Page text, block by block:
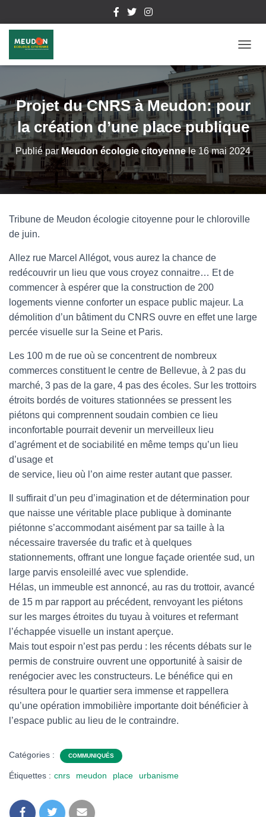
É
P
L
I
E
R
L
A
N
A
V
I
T
Projet du CNRS à Meudon: pour
la création d’une place publique
Publié par Meudon écologie citoyennele16 mai 2024
Tribune de Meudon écologie citoyenne pour le chloroville
de juin.
Allez rue Marcel Allégot, vous aurez la chance de
redécouvrir un lieu que vous croyez connaitre… Et de
commencer à espérer que la construction de 200
logements vienne conforter un espace public majeur. La
démolition d’un bâtiment du CNRS ouvre en effet une large
percée visuelle sur la Seine et Paris.
Les 100 m de rue où se concentrent de nombreux
commerces constituent le centre de Bellevue, à 2 pas du
marché, 3 pas de la gare, 4 pas des écoles. Sur les trottoirs
étroits bordés de voitures stationnées se pressent les
piétons qui comprennent soudain combien ce lieu
inconfortable pourrait devenir un merveilleux lieu
d’agrément et de sociabilité en même temps qu’un lieu
d’usage et
de service, lieu où l’on aime rester autant que passer.
Il suffirait d’un peu d’imagination et de détermination pour
que naisse une véritable place publique à dominante
piétonne s’accommodant aisément par sa taille à la
nécessaire traversée du trafic et à quelques
stationnements, offrant une longue façade orientée sud, un
large parvis ensoleillé avec vue splendide.
Hélas, un immeuble est annoncé, au ras du trottoir, avancé
de 15 m par rapport au précédent, renvoyant les piétons
sur les marges étroites du tuyau à voitures et refermant
l’échappée visuelle un instant aperçue.
Mais tout espoir n’est pas perdu : les récents débats sur le
permis de construire ouvrent une opportunité à saisir de
renégocier avec les constructeurs. Le bénéfice qui en
résultera pour le quartier sera immense et rappellera
qu’une opération immobilière importante doit bénéficier à
l’espace public au lieu de le contraindre.
Catégories : COMMUNIQUÉS
Étiquettes : cnrs meudon place urbanisme